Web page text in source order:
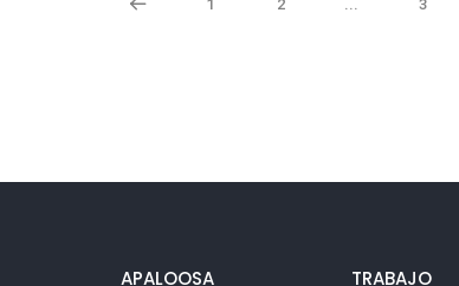
1 2 ... 3
APALOOSA TRABAJO